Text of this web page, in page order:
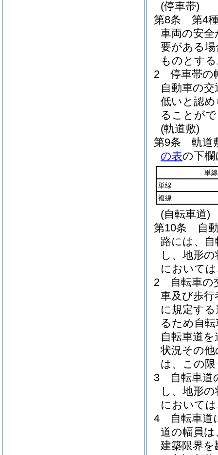
(停車帯)
第8条
第4
車両の安
要がある
ものとす
2
停車帯の
自動車の
低いと認
ることが
(軌道敷)
第9条
軌道
の表の下
単
単線
複線
(自転車道)
第10条
自
路には、
し、地形
において
2
自転車の
車及び歩
に規定す
るため自
自転車道
状況その
は、この
3
自転車
し、地形
において
4
自転車
道の幅員
建築限界